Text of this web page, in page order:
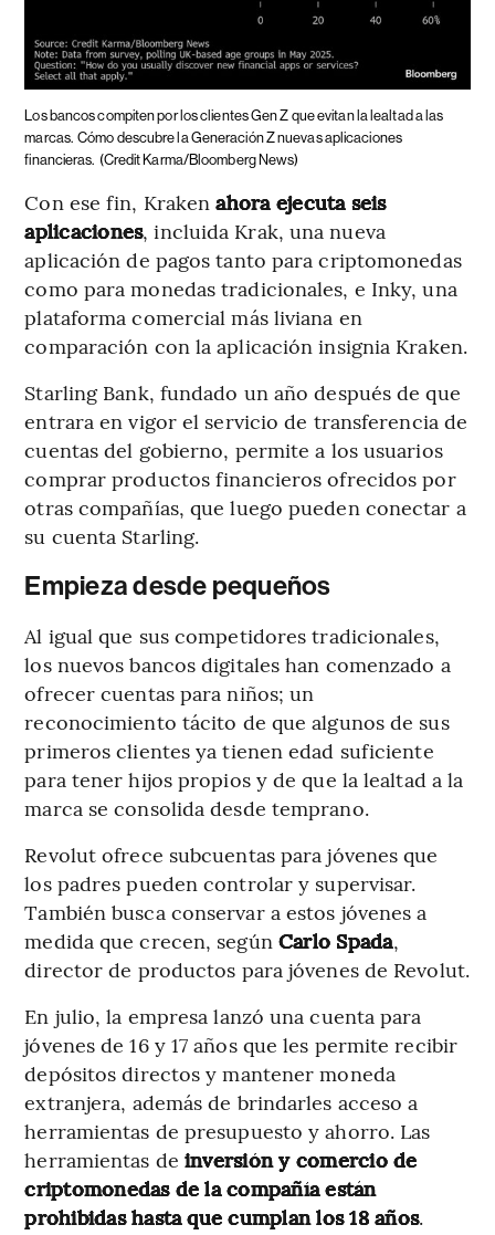
Los bancos compiten por los clientes Gen Z que evitan la lealtad a las
marcas. Cómo descubre la Generación Z nuevas aplicaciones
financieras. (Credit Karma/Bloomberg News)
Con ese fin, Krakenahora ejecuta seis
aplicaciones, incluida Krak, una nueva
aplicación de pagos tanto para criptomonedas
como para monedas tradicionales, e Inky, una
plataforma comercial más liviana en
comparación con la aplicación insignia Kraken.
Starling Bank, fundado un año después de que
entrara en vigor el servicio de transferencia de
cuentas del gobierno, permite a los usuarios
comprar productos financieros ofrecidos por
otras compañías, que luego pueden conectar a
su cuenta Starling.
Empieza desde pequeños
Al igual que sus competidores tradicionales,
los nuevos bancos digitales han comenzado a
ofrecer cuentas para niños; un
reconocimiento tácito de que algunos de sus
primeros clientes ya tienen edad suficiente
para tener hijos propios y de que la lealtad a la
marca se consolida desde temprano.
Revolut ofrece subcuentas para jóvenes que
los padres pueden controlar y supervisar.
También busca conservar a estos jóvenes a
medida que crecen, según Carlo Spada,
director de productos para jóvenes de Revolut.
En julio, la empresa lanzó una cuenta para
jóvenes de 16 y 17 años que les permite recibir
depósitos directos y mantener moneda
extranjera, además de brindarles acceso a
herramientas de presupuesto y ahorro. Las
herramientas de inversión y comercio de
criptomonedas de la compañía están
prohibidas hasta que cumplan los 18 años.